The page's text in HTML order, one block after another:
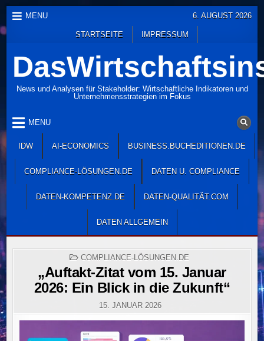
Skip
to
content
MENU
STARTSEITE IMPRESSUM
6. AUGUST 2026
News und Analysen für Stakeholder: Wirtschaftliche Indikatoren und
Unternehmensstrategien im Fokus
MENU
IDW AI-ECONOMICS BUSINESS.BUCHEDITIONEN.DE
COMPLIANCE-LÖSUNGEN.DE DATEN U. COMPLIANCE
DATEN-KOMPETENZ.DE DATEN-QUALITÄT.COM
DATEN ALLGEMEIN
POSTED
COMPLIANCE-LÖSUNGEN.DE
„Auftakt-Zitat vom 15. Januar
2026: Ein Blick in die Zukunft“
15. JANUAR 2026